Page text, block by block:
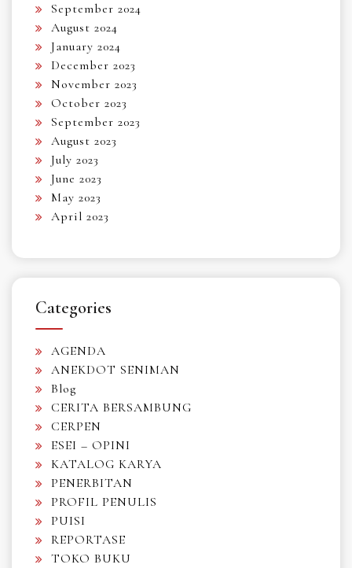
September 2024
August 2024
January 2024
December 2023
November 2023
October 2023
September 2023
August 2023
July 2023
June 2023
May 2023
April 2023
Categories
AGENDA
ANEKDOT SENIMAN
Blog
CERITA BERSAMBUNG
CERPEN
ESEI – OPINI
KATALOG KARYA
PENERBITAN
PROFIL PENULIS
PUISI
REPORTASE
TOKO BUKU